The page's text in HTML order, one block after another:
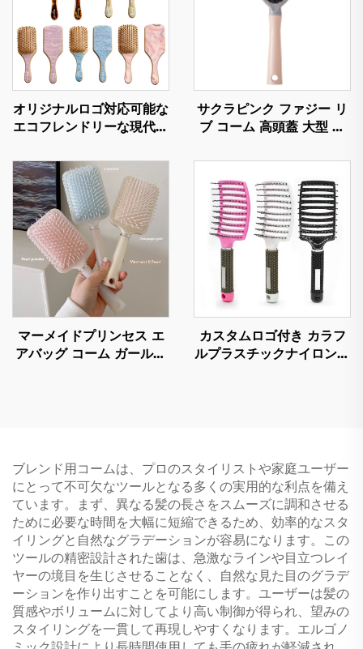
オリジナルロゴ対応可能な
エコフレンドリーな現代的
エアバッグブラシ、アセテ
ートブラシ製パドル式エコ
フレンドリーなヘアケア用
コーム
サクラピンク ファジー リ
ブ コーム 高頭蓋 大型 曲
グ アーティファクト 快適
ナイロン ファッション 女
性用 家庭用
マーメイドプリンセス エ
アバッグ コーム ガールズ
カスタムロゴ付き カラフ
ルプラスチックナイロン製
ブレンド用コームは、プロのスタイリストや家庭ユーザー
にとって不可欠なツールとなる多くの実用的な利点を備え
ています。まず、異なる髪の長さをスムーズに調和させる
ために必要な時間を大幅に短縮できるため、効率的なスタ
イリングと自然なグラデーションが容易になります。この
ツールの精密設計された歯は、急激なラインや目立つレイ
ヤーの境目を生じさせることなく、自然な見た目のグラデ
ーションを作り出すことを可能にします。ユーザーは髪の
質感やボリュームに対してより高い制御が得られ、望みの
スタイリングを一貫して再現しやすくなります。エルゴノ